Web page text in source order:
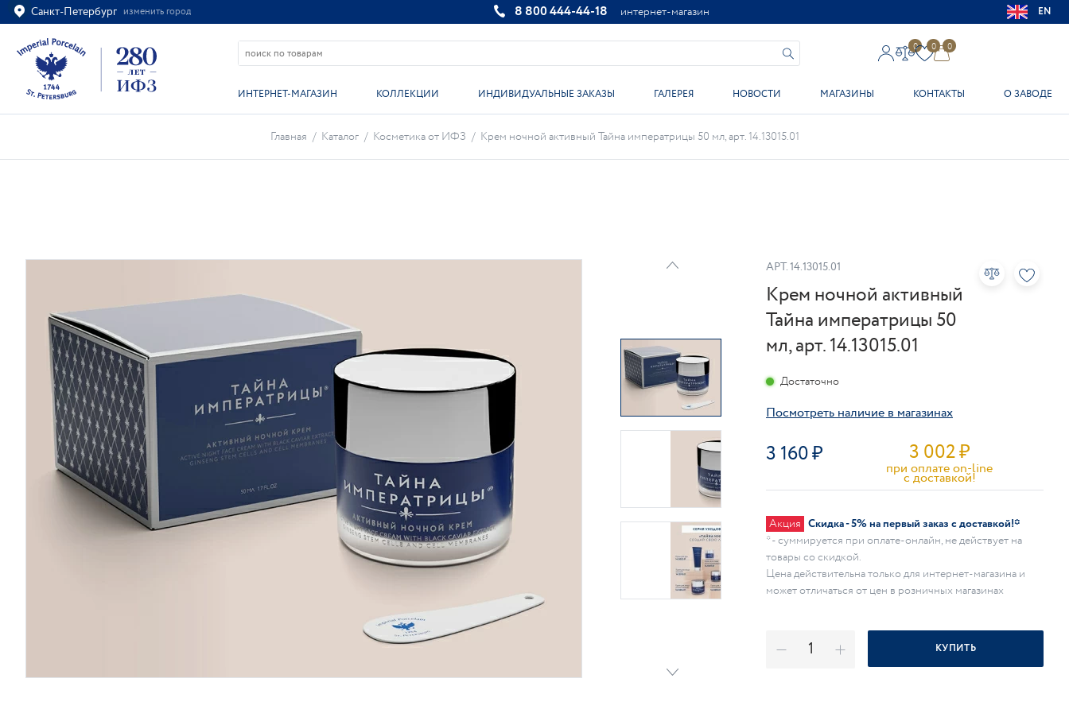
Санкт-Петербург изменить город
Ваш город Санкт-Петербург?
ВСЁ ВЕРНО ИЗМЕНИТЬ
8 800 444-44-18 интернет-магазин EN
0 0 0
ИНТЕРНЕТ-МАГАЗИН КОЛЛЕКЦИИ ИНДИВИДУАЛЬНЫЕ ЗАКАЗЫ ГАЛЕРЕЯ НОВОСТИ МАГАЗИНЫ КОНТАКТЫ О ЗАВОДЕ
Главная / Каталог / Косметика от ИФЗ / Крем ночной активный Тайна императрицы 50 мл, арт. 14.13015.01
АРТ. 14.13015.01
Крем ночной активный
Тайна императрицы 50
мл, арт. 14.13015.01
3 160 3 002₽
при оплате on-line
c доставкой!
Посмотреть наличие в магазинах
Достаточно
Акция Скидка - 5% на первый заказ с доставкой!*
* - суммируется при оплате-онлайн, не действует на
товары со скидкой.
Цена действительна только для интернет-магазина и
может отличаться от цен в розничных магазинах
КУПИТЬ